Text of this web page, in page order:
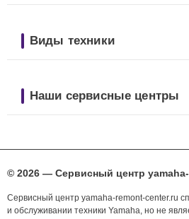
Виды техники
Наши сервисные центры
© 2026 — Сервисный центр
Сервисный центр yamaha-remont-center.ru
и обслуживании техники Yamaha, но не